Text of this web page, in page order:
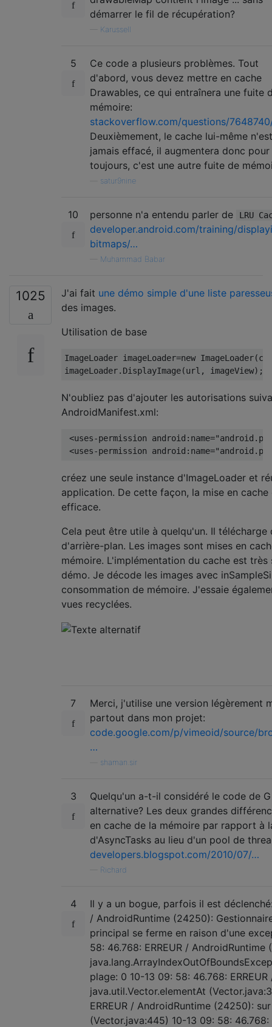
if (drawableMap.containsKey(
final Handler handler = new
@Override
public
void handleMessage (
                imageView
}
};
Thread thread = new Thread() {
@Override
public
Message message = handler.
                handler
.sendMessage(
}
private
HttpGet request
return response.getEntity().
}
démarrer le fil de récupération?
Karussell
5
Ce code a plusieurs problèmes. Tout
d'abord, vous devez mettre en cache
Drawables, ce qui entraînera une fuite
mémoire:
stackoverflow.com/questions/
Deuxièmement, le cache lui-même n'est
jamais effacé, il augmentera donc pour
toujours, c'est une autre fuite de
satur9nine
10 personne n'a entendu parler de LRU
developer.android.com/training/
bitmaps/…
Muhammad Babar
1025 J'ai fait une démo simple d'une liste
des images.
Utilisation de base
ImageLoader imageLoader=new ImageLoader(
imageLoader. DisplayImage(url , imageView);
N'oubliez pas d'ajouter les autorisations
AndroidManifest.xml:
<uses-permission android:name=
<uses-permission
android:name=
créez une seule instance d'ImageLoader et
application. De cette façon, la mise en
efficace.
Cela peut être utile à quelqu'un. Il télécharge
d'arrière-plan. Les images sont mises en
mémoire. L'implémentation du cache est
démo. Je décode les images avec
consommation de mémoire. J'essaie
vues recyclées.
7
Merci, j'utilise une version légèrement
partout dans mon projet:
code.google.com/p/vimeoid/source/
…
shaman.sir
3
Quelqu'un a-t-il considéré le code de
alternative? Les deux grandes
en cache de la mémoire par rapport à
d'AsyncTasks au lieu d'un pool de
developers.blogspot.com/2010/07/…
Richard
4
Il y a un bogue, parfois il est
/ AndroidRuntime (24250):
principal se ferme en raison d'une
58: 46.768: ERREUR / AndroidRuntime
plage: 0 10-13 09: 58: 46.768:
java.util.Vector.elementAt
ERREUR / AndroidRuntime (24250):
(Vector.java:445) 10-13 09: 58: 46.768: